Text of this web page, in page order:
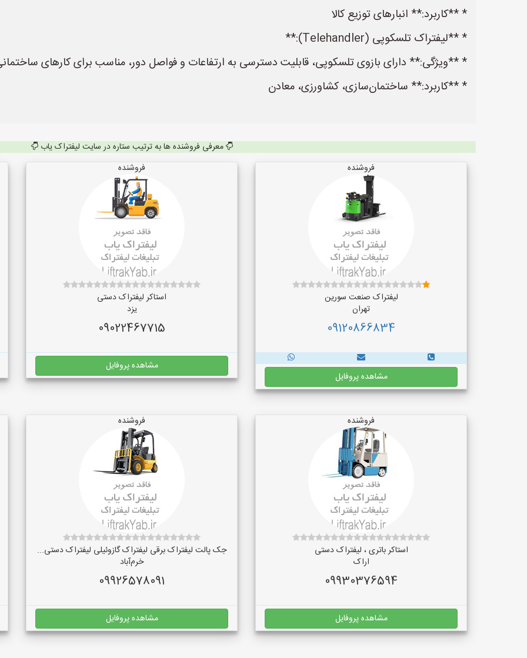
* **کاربرد:** انبارهای توزیع کالا
* **لیفتراک تلسکوپی (Telehandler):**
* **ویژگی:** دارای بازوی تلسکوپی، قابلیت دسترسی به ارتفاعات و فواصل دور، مناسب برای کارهای
* **کاربرد:** ساختمان‌سازی، کشاورزی، معادن
معرفی فروشنده ها به ترتیب ستاره در سایت لیفتراک یاب
فروشنده
لیفتراک صنعت سورین
تهران
09120866834
مشاهده پروفایل
فروشنده
استاکر لیفتراک دستی
یزد
09022467715
مشاهده پروفایل
فروشنده
استاکر باتری ، لیفتراک دستی
اراک
09930376594
مشاهده پروفایل
فروشنده
جک پالت لیفتراک برقی لیفتراک گازوئیلی لیفتراک دستی...
خرم‌آباد
09926578091
مشاهده پروفایل